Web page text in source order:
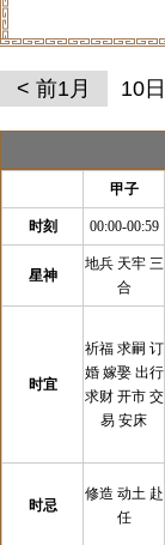
< 前1月 10日
甲子
时刻 00:00-00:59
星神
地兵 天牢 三
合
时宜
祈福 求嗣 订
婚 嫁娶 出行
求财 开市 交
易 安床
时忌
修造 动土 赴
任